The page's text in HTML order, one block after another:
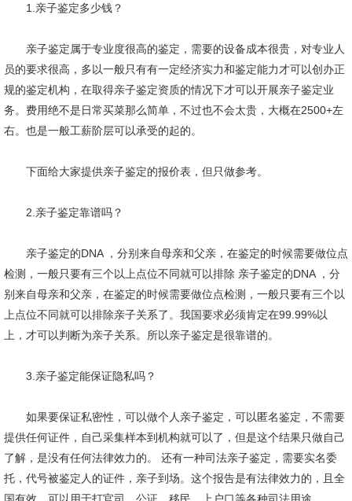
1.亲子鉴定多少钱？
亲子鉴定属于专业度很高的鉴定，需要的设备成本很贵，对专业人
员的要求很高，多以一般只有有一定经济实力和鉴定能力才可以创办正
规的鉴定机构，在取得亲子鉴定资质的情况下才可以开展亲子鉴定业
务。费用绝不是日常买菜那么简单，不过也不会太贵，大概在2500+左
右。也是一般工薪阶层可以承受的起的。
下面给大家提供亲子鉴定的报价表，但只做参考。
2.亲子鉴定靠谱吗？
亲子鉴定的DNA ，分别来自母亲和父亲，在鉴定的时候需要做位点
检测，一般只要有三个以上点位不同就可以排除 亲子鉴定的DNA ，分
别来自母亲和父亲，在鉴定的时候需要做位点检测，一般只要有三个以
上点位不同就可以排除亲子关系了。我国要求必须肯定在99.99%以
上，才可以判断为亲子关系。所以亲子鉴定是很靠谱的。
3.亲子鉴定能保证隐私吗？
如果要保证私密性，可以做个人亲子鉴定，可以匿名鉴定，不需要
提供任何证件，自己采集样本到机构就可以了，但是这个结果只做自己
了解，是没有任何法律效力的。 还有一种司法亲子鉴定，需要实名委
托，代号被鉴定人的证件，亲子到场。这个报告是有法律效力的，且全